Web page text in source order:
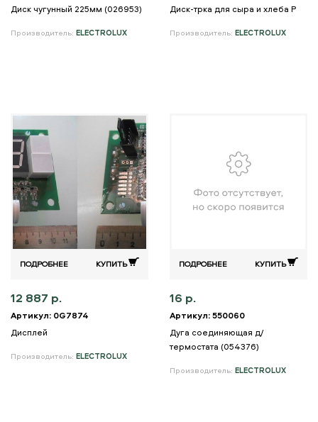
Диск чугунный 225мм (026953)
Производитель: ELECTROLUX
Диск-трка для сыра и хлеба P
Производитель: ELECTROLUX
ПОДРОБНЕЕ КУПИТЬ
12 887 р.
Артикул: 0G7874
Дисплей
Производитель: ELECTROLUX
ПОДРОБНЕЕ КУПИТЬ
16 р.
Артикул: 550060
Дуга соединяющая д/
термостата (054376)
Производитель: ELECTROLUX